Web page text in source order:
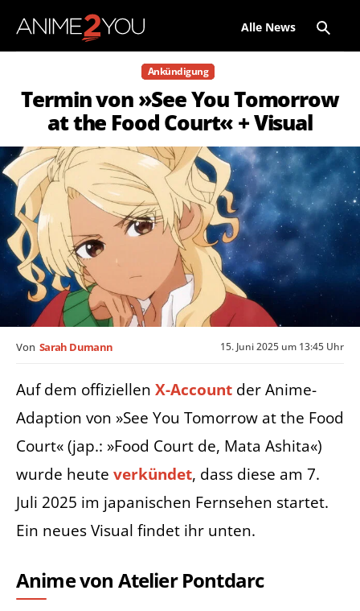
Alle News
Ankündigung
Termin von »See You Tomorrow
at the Food Court« + Visual
15. Juni 2025 um 13:45 Uhr
Von Sarah Dumann
Auf dem offiziellen X-Account der Anime-
Adaption von »See You Tomorrow at the Food
Court« (jap.: »Food Court de, Mata Ashita«)
wurde heute verkündet, dass diese am 7.
Juli 2025 im japanischen Fernsehen startet.
Ein neues Visual findet ihr unten.
Anime von Atelier Pontdarc